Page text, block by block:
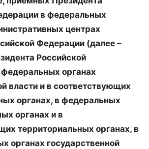
в федеральных
центрах
Федерации (далее –
Российской
органах
власти и в соответствующих
органах, в федеральных
органах и в
территориальных органах, в
органах государственной